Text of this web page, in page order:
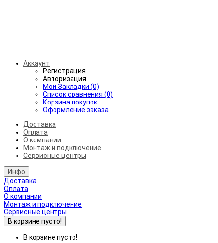
Аккаунт
Регистрация
Авторизация
Мои Закладки (0)
Список сравнения (0)
Корзина покупок
Оформление заказа
Доставка
Оплата
О компании
Монтаж и подключение
Сервисные центры
Инфо
Доставка
Оплата
О компании
Монтаж и подключение
Сервисные центры
В корзине пусто!
В корзине пусто!